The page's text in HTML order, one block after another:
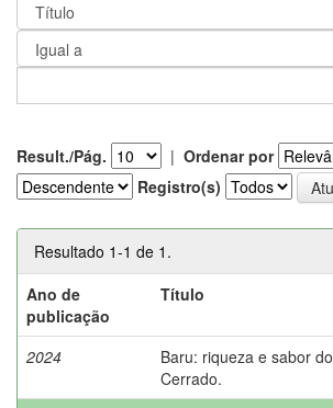
Result./Pág. | Ordenar por
Registro(s)
Resultado 1-1 de 1.
Ano de
publicação
Título
2024
Baru: riqueza e sabor do
Cerrado.